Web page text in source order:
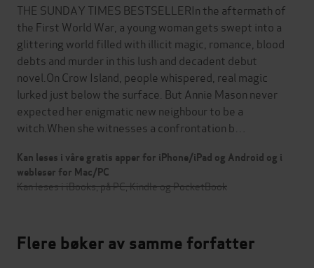
THE SUNDAY TIMES BESTSELLERIn the aftermath of
the First World War, a young woman gets swept into a
glittering world filled with illicit magic, romance, blood
debts and murder in this lush and decadent debut
novel.On Crow Island, people whispered, real magic
lurked just below the surface. But Annie Mason never
expected her enigmatic new neighbour to be a
witch.When she witnesses a confrontation b…
Kan leses i våre gratis apper for iPhone/iPad og Android og i
webleser for Mac/PC
Kan leses i iBooks, på PC, Kindle og PocketBook
Flere bøker av samme forfatter